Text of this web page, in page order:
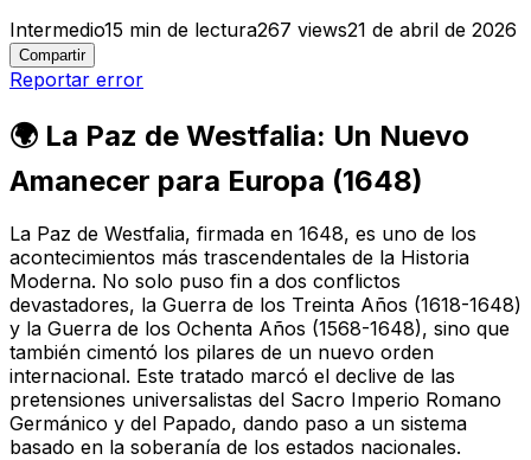
Intermedio15 min de lectura267 views21 de abril de 2026
Compartir
Reportar error
🌍 La Paz de Westfalia: Un Nuevo
Amanecer para Europa (1648)
La Paz de Westfalia, firmada en 1648, es uno de los
acontecimientos más trascendentales de la Historia
Moderna. No solo puso fin a dos conflictos
devastadores, la Guerra de los Treinta Años (1618-1648)
y la Guerra de los Ochenta Años (1568-1648), sino que
también cimentó los pilares de un nuevo orden
internacional. Este tratado marcó el declive de las
pretensiones universalistas del Sacro Imperio Romano
Germánico y del Papado, dando paso a un sistema
basado en la soberanía de los estados nacionales.